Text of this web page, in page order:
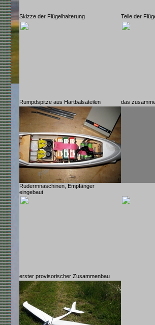
Skizze der Flügelhalterung Teile der
Rumpdspitze aus Hartbalsateilen das
Rudermnaschinen, Empfänger
eingebaut
erster provisorischer Zusammenbau